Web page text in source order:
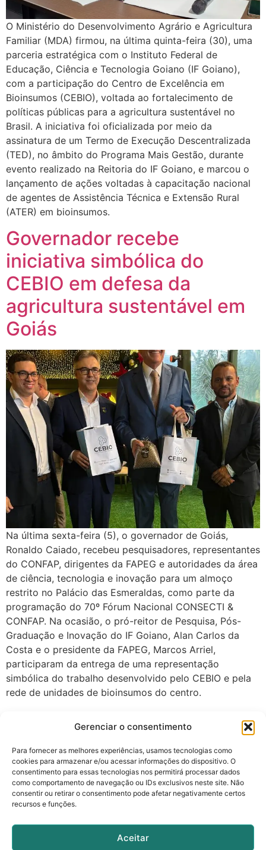
Gerenciar o consentimento
Para fornecer as melhores experiências, usamos tecnologias como
cookies para armazenar e/ou acessar informações do dispositivo. O
consentimento para essas tecnologias nos permitirá processar dados
como comportamento de navegação ou IDs exclusivos neste site. Não
consentir ou retirar o consentimento pode afetar negativamente certos
recursos e funções.
Aceitar
O Ministério do Desenvolvimento Agrário e Agricultura
Familiar (MDA) firmou, na última quinta-feira (30), uma
parceria estratégica com o Instituto Federal de
Educação, Ciência e Tecnologia Goiano (IF Goiano),
com a participação do Centro de Excelência em
Bioinsumos (CEBIO), voltada ao fortalecimento de
políticas públicas para a agricultura sustentável no
Brasil. A iniciativa foi oficializada por meio da
assinatura de um Termo de Execução Descentralizada
(TED), no âmbito do Programa Mais Gestão, durante
evento realizado na Reitoria do IF Goiano, e marcou o
lançamento de ações voltadas à capacitação nacional
de agentes de Assistência Técnica e Extensão Rural
(ATER) em bioinsumos.
Governador recebe
iniciativa simbólica do
CEBIO em defesa da
agricultura sustentável em
Goiás
Na última sexta-feira (5), o governador de Goiás,
Ronaldo Caiado, recebeu pesquisadores, representantes
do CONFAP, dirigentes da FAPEG e autoridades da área
de ciência, tecnologia e inovação para um almoço
restrito no Palácio das Esmeraldas, como parte da
programação do 70º Fórum Nacional CONSECTI &
CONFAP. Na ocasião, o pró-reitor de Pesquisa, Pós-
Graduação e Inovação do IF Goiano, Alan Carlos da
Costa e o presidente da FAPEG, Marcos Arriel,
participaram da entrega de uma representação
simbólica do trabalho desenvolvido pelo CEBIO e pela
rede de unidades de bioinsumos do centro.
cebio@ifgoiano.edu.br
(62) 99625-6540